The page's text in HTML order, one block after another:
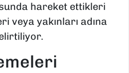
hareket ettikleri
veya yakınları adına